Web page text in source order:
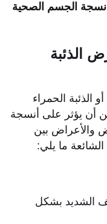
وأنسجة الجسم الصحية
الذئبة
الذئبة الحمراء
أن يؤثر على أنسجة
والأعراض بين
ما يلي:
الشديد بشكل